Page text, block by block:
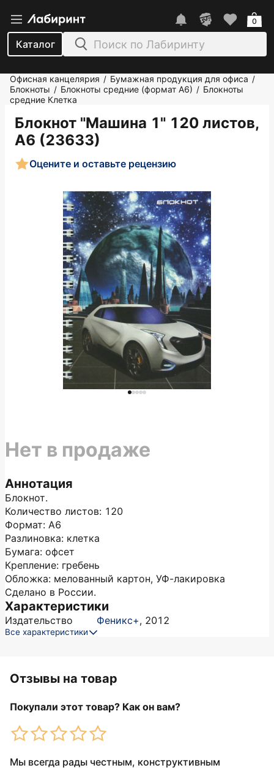
Каталог
0
Офисная канцелярия / Бумажная продукция для офиса /
Блокноты / Блокноты средние (формат А6) / Блокноты
средние Клетка
Блокнот "Машина 1" 120 листов,
А6 (23633)
Оцените и оставьте рецензию
Аннотация
Блокнот.
Количество листов: 120
Формат: А6
Разлиновка: клетка
Бумага: офсет
Крепление: гребень
Обложка: мелованный картон, УФ-лакировка
Сделано в России.
Характеристики
Издательство Феникс+, 2012
Все характеристики
Нет в продаже
Отзывы на товар
Покупали этот товар? Как он вам?
Мы всегда рады честным, конструктивным